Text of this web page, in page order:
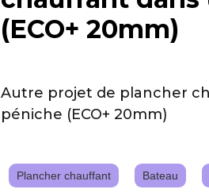
(ECO+ 20mm)
Autre projet de plancher
péniche (ECO+ 20mm)
Plancher chauffant Bateau